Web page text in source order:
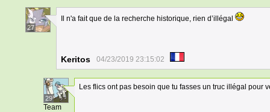
27
Il n'a fait que de la recherche historique, rien d’illégal
Keritos 04/23/2019 23:15:02
29
Team
Les flics ont pas besoin que tu fasses un truc illégal pour